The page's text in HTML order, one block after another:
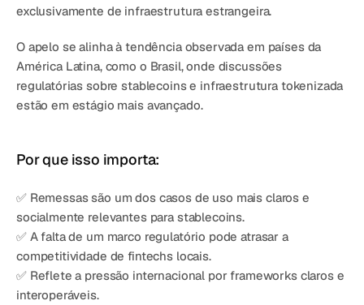
exclusivamente de infraestrutura estrangeira.
O apelo se alinha à tendência observada em países da
América Latina, como o Brasil, onde discussões
regulatórias sobre stablecoins e infraestrutura tokenizada
estão em estágio mais avançado.
Por que isso importa:
✅ Remessas são um dos casos de uso mais claros e
socialmente relevantes para stablecoins.
✅ A falta de um marco regulatório pode atrasar a
competitividade de fintechs locais.
✅ Reflete a pressão internacional por frameworks claros e
interoperáveis.